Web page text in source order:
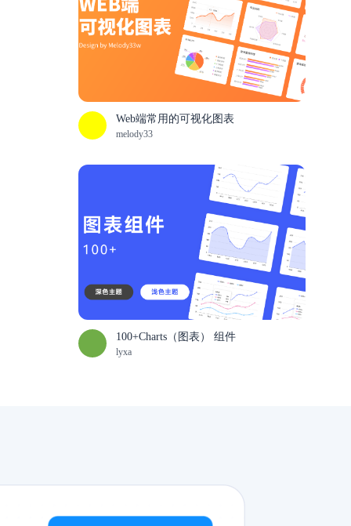
Web端常用的可视化图表
melody33
100+Charts（图表） 组件
lyxa